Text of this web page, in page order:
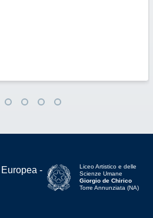
Liceo Artistico e delle
Scienze Umane
Giorgio de Chirico
Torre Annunziata (NA)